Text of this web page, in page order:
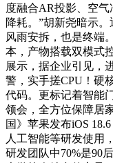
度融合AR投影、空
降耗。”胡新尧暗示
风雨安拆，也是终端
本，产物搭载双模式
展示，据企业引见，
警，实手搓CPU！硬
代码。更标记着智能
领会，全方位保障居
国》苹果发布iOS
人工智能等研发使用
研发团队中70%是90